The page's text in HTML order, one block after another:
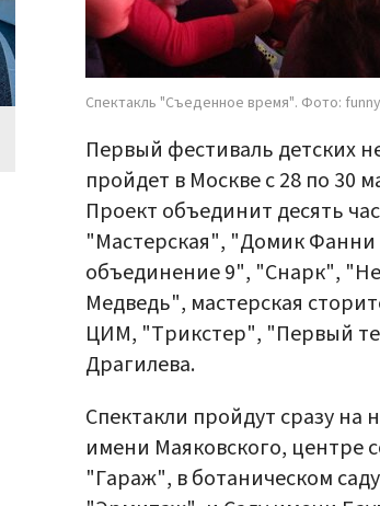
Спектакль "Съеденное время". Фото:
Первый фестиваль детских
пройдет в Москве с 28 по 30
Проект объединит десять
"Мастерская", "Домик Фанни
объединение 9", "Снарк",
Медведь", мастерская
ЦИМ, "Трикстер", "Первый
Драгилева.
Спектакли пройдут сразу на
имени Маяковского, центре
"Гараж", в ботаническом